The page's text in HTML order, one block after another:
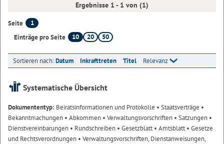
Ergebnisse 1 - 1 von (1)
Seite
1
Einträge pro Seite
10 20 50
Sortieren nach:Datum Inkrafttreten Titel Relevanz
Systematische Übersicht
Dokumententyp: Beiratsinformationen und Protokolle • Staatsverträge •
Bekanntmachungen • Abkommen • Verwaltungsvorschriften • Satzungen •
Dienstvereinbarungen • Rundschreiben • Gesetzblatt• Amtsblatt• Gesetze
und Rechtsverordnungen • Verwaltungsvorschriften, Dienstanweisungen,